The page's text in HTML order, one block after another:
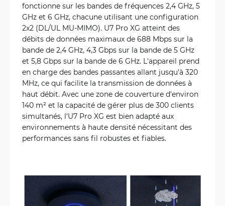
fonctionne sur les bandes de fréquences 2,4 GHz, 5
GHz et 6 GHz, chacune utilisant une configuration
2x2 (DL/UL MU-MIMO). U7 Pro XG atteint des
débits de données maximaux de 688 Mbps sur la
bande de 2,4 GHz, 4,3 Gbps sur la bande de 5 GHz
et 5,8 Gbps sur la bande de 6 GHz. L'appareil prend
en charge des bandes passantes allant jusqu'à 320
MHz, ce qui facilite la transmission de données à
haut débit. Avec une zone de couverture d'environ
140 m² et la capacité de gérer plus de 300 clients
simultanés, l'U7 Pro XG est bien adapté aux
environnements à haute densité nécessitant des
performances sans fil robustes et fiables.